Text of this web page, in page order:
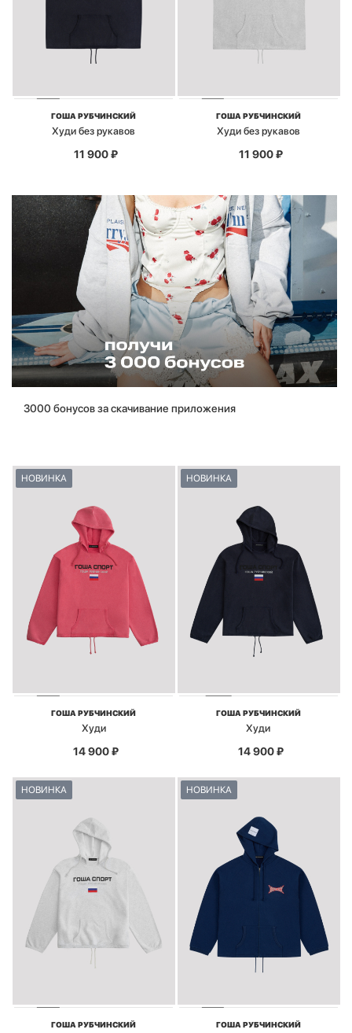
ГОША РУБЧИНСКИЙ
Худи без рукавов
11 900₽
ГОША РУБЧИНСКИЙ
Худи без рукавов
11 900₽
3000 бонусов за скачивание приложения
НОВИНКА
ГОША РУБЧИНСКИЙ
Худи
14 900₽
НОВИНКА
ГОША РУБЧИНСКИЙ
Худи
14 900₽
НОВИНКА
ГОША РУБЧИНСКИЙ
НОВИНКА
ГОША РУБЧИНСКИЙ